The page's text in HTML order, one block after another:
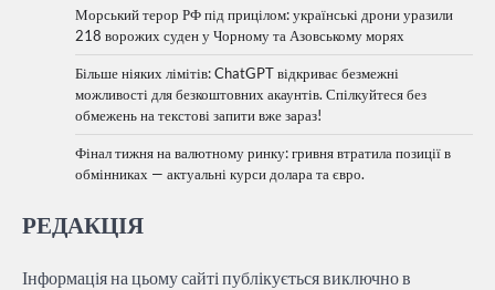
Морський терор РФ під прицілом: українські дрони уразили
218 ворожих суден у Чорному та Азовському морях
Більше ніяких лімітів: ChatGPT відкриває безмежні
можливості для безкоштовних акаунтів. Спілкуйтеся без
обмежень на текстові запити вже зараз!
Фінал тижня на валютному ринку: гривня втратила позиції в
обмінниках — актуальні курси долара та євро.
РЕДАКЦІЯ
Інформація на цьому сайті публікується виключно в